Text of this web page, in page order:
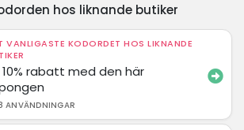
hos liknande butiker
VANLIGASTE KODORDET HOS LIKNANDE
10% rabatt med den här
ANVÄNDNINGAR